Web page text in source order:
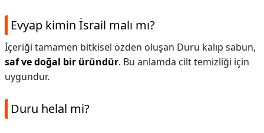
Evyap kimin İsrail malı mı?
İçeriği tamamen bitkisel özden oluşan Duru kalıp sabun,
saf ve doğal bir üründür. Bu anlamda cilt temizliği için
uygundur.
Duru helal mi?